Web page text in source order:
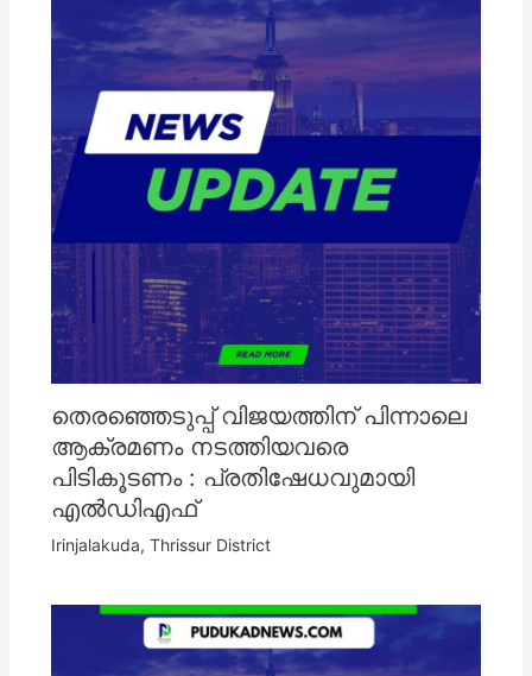
തെരഞ്ഞെടുപ്പ് വിജയത്തിന് പിന്നാലെ
ആക്രമണം നടത്തിയവരെ
പിടികൂടണം : പ്രതിഷേധവുമായി
എൽഡിഎഫ്
Irinjalakuda, Thrissur District